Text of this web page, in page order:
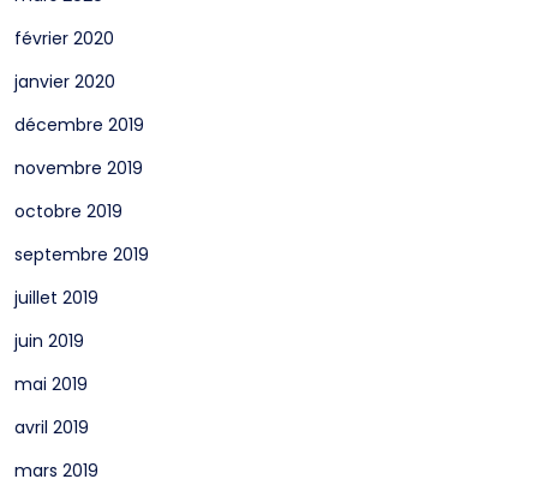
février 2020
janvier 2020
décembre 2019
novembre 2019
octobre 2019
septembre 2019
juillet 2019
juin 2019
mai 2019
avril 2019
mars 2019